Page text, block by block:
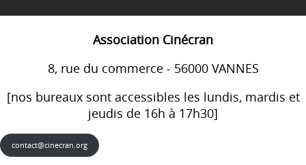
Association Cinécran
8, rue du commerce - 56000 VANNES
[nos bureaux sont accessibles les lundis, mardis et
jeudis de 16h à 17h30]
contact@cinecran.org